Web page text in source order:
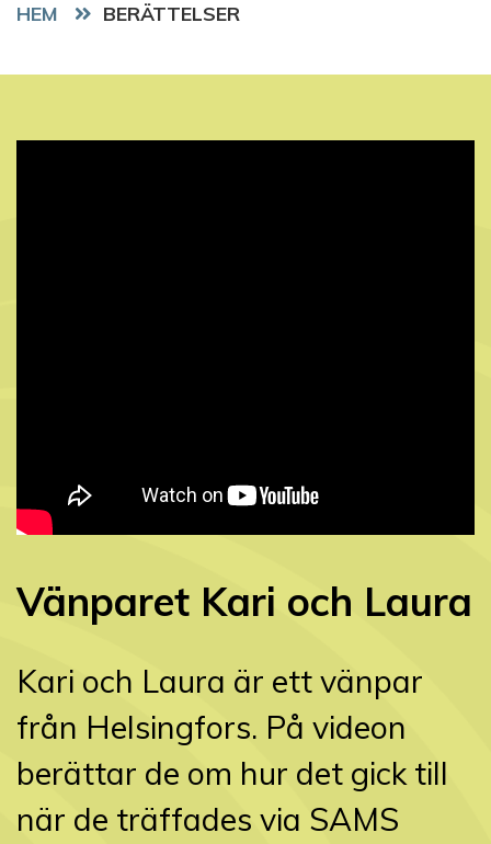
HEM BERÄTTELSER
Vänparet Kari och Laura
Kari och Laura är ett vänpar
från Helsingfors. På videon
berättar de om hur det gick till
när de träffades via SAMS